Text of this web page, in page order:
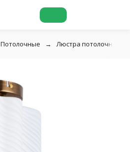
Потолочные Люстра потолочная